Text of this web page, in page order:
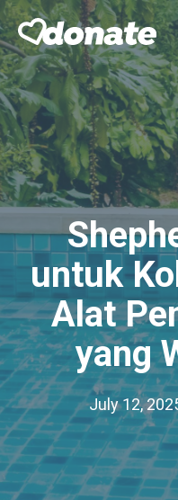
Skip
to
content
untuk
Alat
yang
July 12,